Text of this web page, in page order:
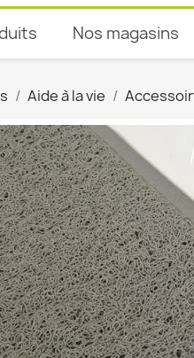
Nos magasins
Aide à la vie